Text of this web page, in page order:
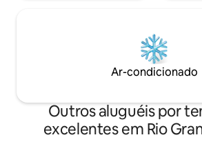
Ar-condicionado
Outros aluguéis por
excelentes em Rio